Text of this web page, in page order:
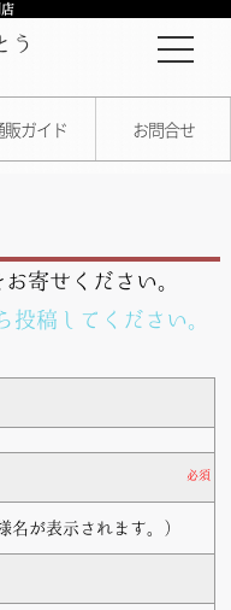
販ガイド お問合せ
寄せください。
投稿してください。
必須
が表示されます。）